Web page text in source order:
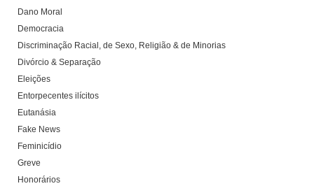
Dano Moral
Democracia
Discriminação Racial, de Sexo, Religião & de Minorias
Divórcio & Separação
Eleições
Entorpecentes ilícitos
Eutanásia
Fake News
Feminicídio
Greve
Honorários